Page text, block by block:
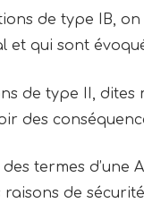
de type IB,
et qui sont
de type II, dites
des
termes d’une
de